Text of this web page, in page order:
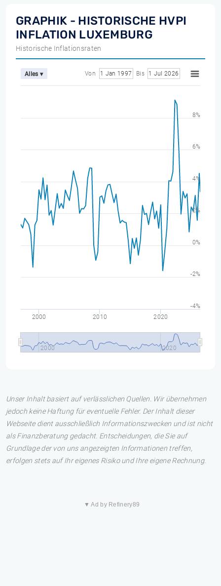
GRAPHIK - HISTORISCHE HVPI
INFLATION LUXEMBURG
Historische Inflationsraten
Alles ▾ Von 1 Jan 1997 Bis 1 Jul 2026
2000 2010 2020
2000 2020
-4%
-2%
0%
2%
4%
6%
8%
Unser Inhalt basiert auf verlässlichen Quellen. Wir übernehmen
jedoch keine Haftung für eventuelle Fehler. Der Inhalt dieser
Webseite dient ausschließlich Informationszwecken und ist nicht
als Finanzberatung gedacht. Entscheidungen, die Sie auf
Grundlage der von uns angezeigten Informationen treffen,
erfolgen stets auf Ihr eigenes Risiko und Ihre eigene Rechnung.
▼ Ad by Refinery89